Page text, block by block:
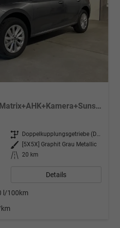
Selection 1.0 TSI DSG Matrix+AHK+Kamera+Sunset+PDCvohi+Kessy+Sitzheizung+GV4
Getriebe
Doppelkupplungsgetriebe (DSG)
Außenfarbe
[5X5X] Graphit Grau Metallic
Kilometerstand 20 km
Details
l/100km